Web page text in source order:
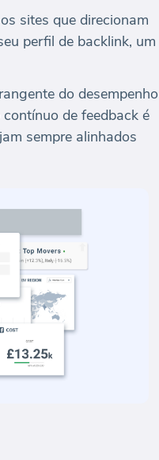
sites que direcionam
perfil de backlink, um
do desempenho
de feedback é
sempre alinhados